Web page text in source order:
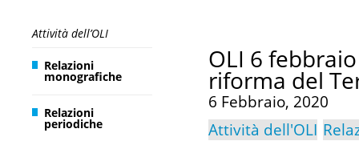
Attività dell’OLI
Relazioni
monografiche
Relazioni
periodiche
OLI 6
riforma del
6 Febbraio, 2020
Attività dell'OLI